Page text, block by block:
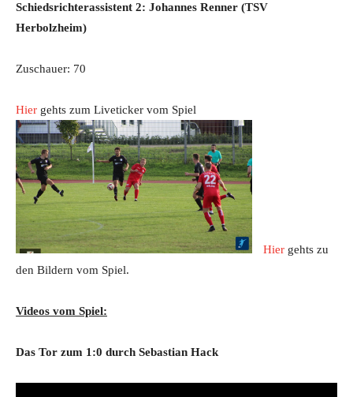
Schiedsrichterassistent 2: Johannes Renner (TSV
Herbolzheim)
Zuschauer: 70
Hier gehts zum Liveticker vom Spiel
Hier gehts zu
den Bildern vom Spiel.
Videos vom Spiel:
Das Tor zum 1:0 durch Sebastian Hack